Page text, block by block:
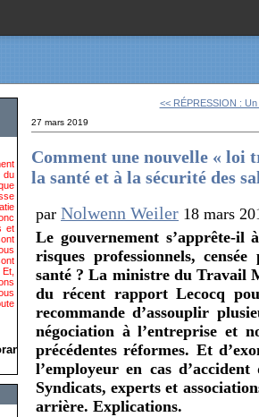
du
et
<< RÉPRESSION :
27 mars 2019
Comment une nouvelle « loi
la santé et à la sécurité des
parNolwenn Weiler 18 mars
Le gouvernement s’apprête-
risques professionnels,
santé ? La ministre du Travail
du récent rapport Lecocq
recommande d’assouplir
négociation à l’entreprise et
précédentes réformes. Et
l’employeur en cas
Syndicats, experts et
arrière. Explications.